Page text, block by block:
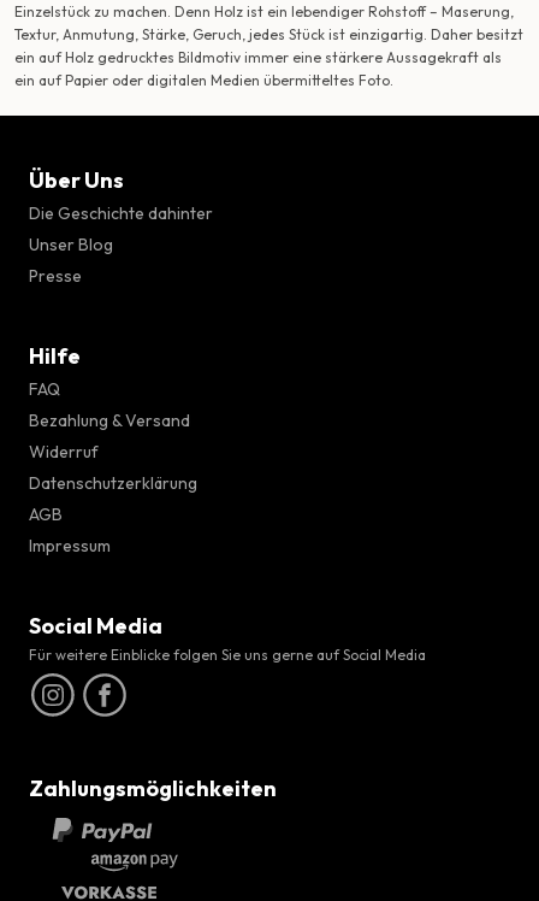
Einzelstück zu machen. Denn Holz ist ein lebendiger Rohstoff – Maserung,
Textur, Anmutung, Stärke, Geruch, jedes Stück ist einzigartig. Daher besitzt
ein auf Holz gedrucktes Bildmotiv immer eine stärkere Aussagekraft als
ein auf Papier oder digitalen Medien übermitteltes Foto.
Über Uns
Die Geschichte dahinter
Unser Blog
Presse
Hilfe
FAQ
Bezahlung & Versand
Widerruf
Datenschutzerklärung
AGB
Impressum
Social Media
Für weitere Einblicke folgen Sie uns gerne auf Social Media
Zahlungsmöglichkeiten